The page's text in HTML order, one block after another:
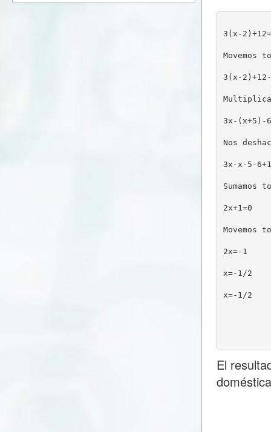
3(x-
3(x-
3x-(x+5)-
Nos
3x-x-5-
2x+1=0
2x=-1
x=-1/2
x=-1/2
El